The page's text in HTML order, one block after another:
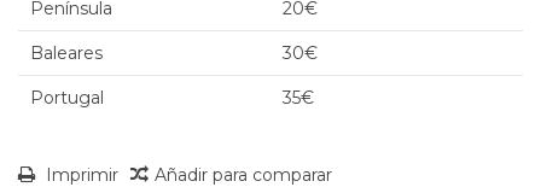
Península 20€
Baleares 30€
Portugal 35€
Imprimir
Añadir para comparar